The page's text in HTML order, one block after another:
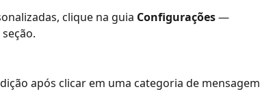
clique na guia Configurações —
seção.
após clicar em uma categoria de mensagem